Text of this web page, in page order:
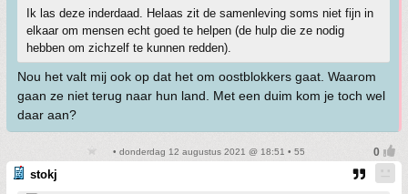
Ik las deze inderdaad. Helaas zit de samenleving soms niet fijn in
elkaar om mensen echt goed te helpen (de hulp die ze nodig
hebben om zichzelf te kunnen redden).
Nou het valt mij ook op dat het om oostblokkers gaat. Waarom
gaan ze niet terug naar hun land. Met een duim kom je toch wel
daar aan?
• donderdag 12 augustus 2021 @ 18:51 • 55
stokj